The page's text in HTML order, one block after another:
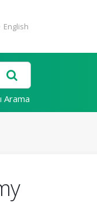
English
Arama